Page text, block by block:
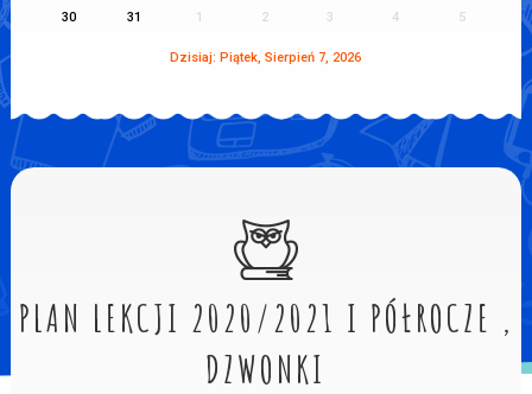
30
31 1 2 3 4 5
Dzisiaj: Piątek, Sierpień 7, 2026
PLAN LEKCJI 2020/2021 I PÓŁROCZE ,
DZWONKI